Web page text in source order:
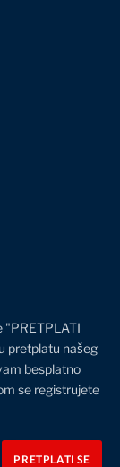
"PRETPLATI
pretplatu našeg
besplatno
se registrujete